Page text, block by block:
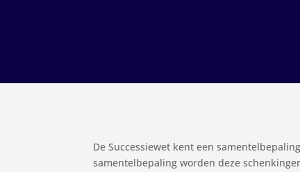
De Successiewet kent een
samentelbepaling worden deze